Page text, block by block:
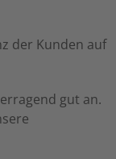
der Kunden auf
gut an.